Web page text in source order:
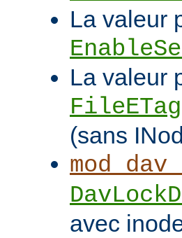
La valeur
La valeur
FileETag
(sans
avec